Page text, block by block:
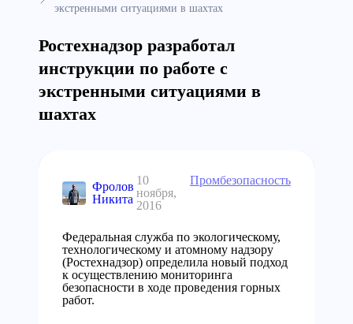
экстренными ситуациями в шахтах
Ростехнадзор разработал
инструкции по работе с
экстренными ситуациями в
шахтах
Фролов
Никита
10
ноября,
2016
Промбезопасность
Федеральная служба по экологическому,
технологическому и атомному надзору
(Ростехнадзор) определила новый подход
к осуществлению мониторинга
безопасности в ходе проведения горных
работ.